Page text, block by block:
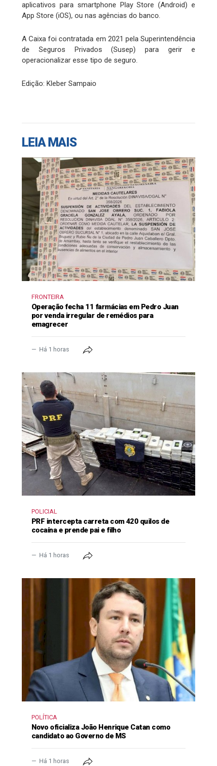
aplicativos para smartphone Play Store (Android) e
App Store (iOS), ou nas agências do banco.
A Caixa foi contratada em 2021 pela Superintendência
de Seguros Privados (Susep) para gerir e
operacionalizar esse tipo de seguro.
Edição: Kleber Sampaio
LEIA MAIS
FRONTEIRA
Operação fecha 11 farmácias em Pedro Juan
por venda irregular de remédios para
emagrecer
Há 1 horas
POLICIAL
PRF intercepta carreta com 420 quilos de
cocaína e prende pai e filho
Há 1 horas
POLÍTICA
Novo oficializa João Henrique Catan como
candidato ao Governo de MS
Há 1 horas